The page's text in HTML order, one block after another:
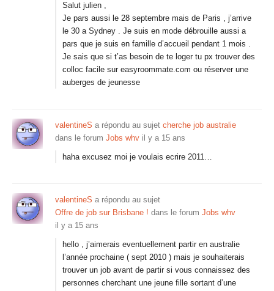
Salut julien ,
Je pars aussi le 28 septembre mais de Paris , j’arrive
le 30 a Sydney . Je suis en mode débrouille aussi a
pars que je suis en famille d’accueil pendant 1 mois .
Je sais que si t’as besoin de te loger tu px trouver des
colloc facile sur easyroommate.com ou réserver une
auberges de jeunesse
valentineS a répondu au sujet cherche job australie
dans le forum Jobs whv il y a 15 ans
haha excusez moi je voulais ecrire 2011…
valentineS a répondu au sujet
Offre de job sur Brisbane ! dans le forum Jobs whv
il y a 15 ans
hello , j’aimerais eventuellement partir en australie
l’année prochaine ( sept 2010 ) mais je souhaiterais
trouver un job avant de partir si vous connaissez des
personnes cherchant une jeune fille sortant d’une